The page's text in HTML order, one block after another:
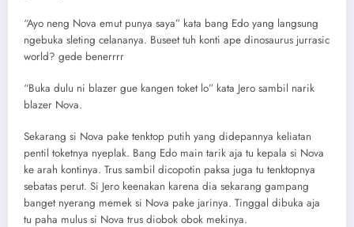
“Ayo neng Nova emut punya saya” kata bang Edo yang langsung
ngebuka sleting celananya. Buseet tuh konti ape dinosaurus jurrasic
world? gede benerrrr
“Buka dulu ni blazer gue kangen toket lo” kata Jero sambil narik
blazer Nova.
Sekarang si Nova pake tenktop putih yang didepannya keliatan
pentil toketnya nyeplak. Bang Edo main tarik aja tu kepala si Nova
ke arah kontinya. Trus sambil dicopotin paksa juga tu tenktopnya
sebatas perut. Si Jero keenakan karena dia sekarang gampang
banget nyerang memek si Nova pake jarinya. Tinggal dibuka aja
tu paha mulus si Nova trus diobok obok mekinya.